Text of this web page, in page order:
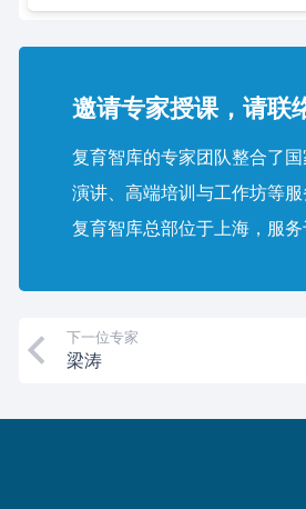
邀请专家授课，请联
复育智库的专家团队整合了
演讲、高端培训与工作坊等
复育智库总部位于上海，服
下一位专家
梁涛